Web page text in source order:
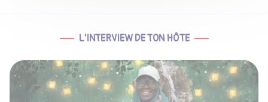
L'INTERVIEW DE TON HÔTE